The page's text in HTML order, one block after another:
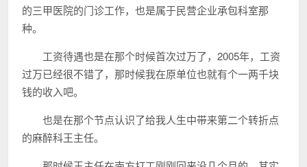
的三甲医院的门诊工作，也是属于民营企业承包科室那
种。
工资待遇也是在那个时候首次过万了，2005年，工资
过万已经很不错了，那时候我在原单位也就有个一两千块
钱的收入吧。
也是在那个节点认识了给我人生中带来第二个转折点
的麻醉科王主任。